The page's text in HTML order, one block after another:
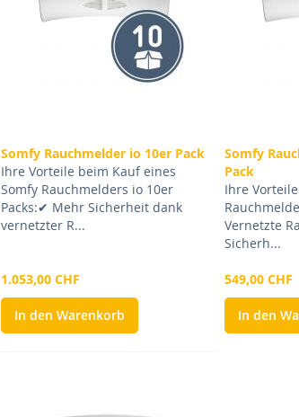
Somfy Rauchmelder io 10er Pack
Ihre Vorteile beim Kauf eines
Somfy Rauchmelders io 10er
Packs:✔ Mehr Sicherheit dank
vernetzter R...
1.053,00 CHF
In den Warenkorb
Somfy
Pack
Ihre
Vernetzte
Sicherh...
549,00 CHF
In den